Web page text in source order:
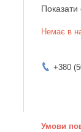
Показати
Немає в
+380